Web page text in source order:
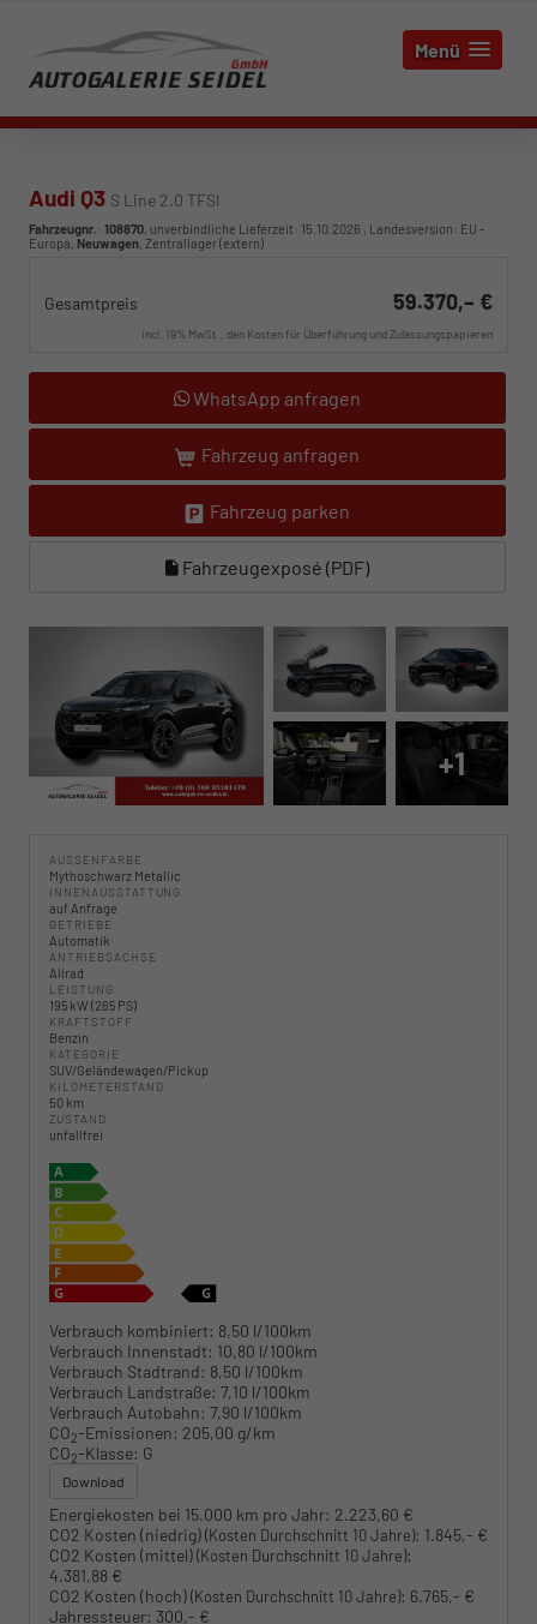
Menü
Audi Q3 S Line 2.0 TFSI
Fahrzeugnr.: 108870, unverbindliche Lieferzeit: 15.10.2026 , Landesversion: EU -
Europa, Neuwagen, Zentrallager (extern)
Gesamtpreis 59.370,– €
incl. 19% MwSt., den Kosten für Überführung und Zulassungspapieren
WhatsApp anfragen
Fahrzeug anfragen
Fahrzeug parken
Fahrzeugexposé (PDF)
+1
AUSSENFARBE
Mythoschwarz Metallic
INNENAUSSTATTUNG
auf Anfrage
GETRIEBE
Automatik
ANTRIEBSACHSE
Allrad
LEISTUNG
195 kW (265 PS)
KRAFTSTOFF
Benzin
KATEGORIE
SUV/Geländewagen/Pickup
KILOMETERSTAND
50 km
ZUSTAND
unfallfrei
Verbrauch kombiniert: 8,50 l/100km
Verbrauch Innenstadt: 10,80 l/100km
Verbrauch Stadtrand: 8,50 l/100km
Verbrauch Landstraße: 7,10 l/100km
Verbrauch Autobahn: 7,90 l/100km
CO2-Emissionen: 205,00 g/km
CO2-Klasse: G
Download
Energiekosten bei 15.000 km pro Jahr: 2.223,60 €
CO2 Kosten (niedrig)(Kosten Durchschnitt 10 Jahre): 1.845,- €
CO2 Kosten (mittel)(Kosten Durchschnitt 10 Jahre):
4.381,88 €
CO2 Kosten (hoch)(Kosten Durchschnitt 10 Jahre): 6.765,- €
Jahressteuer: 300,- €